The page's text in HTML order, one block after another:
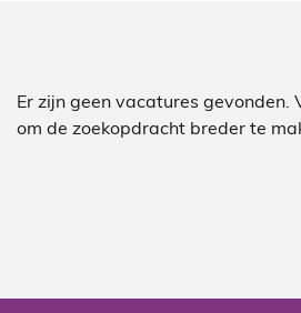
Er zijn geen vacatures gevonden.
om de zoekopdracht breder te